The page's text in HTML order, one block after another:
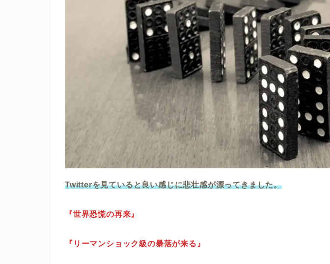
Twitterを見ていると良い感じに悲壮感が漂ってきました。
『世界恐慌の再来』
『リーマンショック級の暴落が来る』